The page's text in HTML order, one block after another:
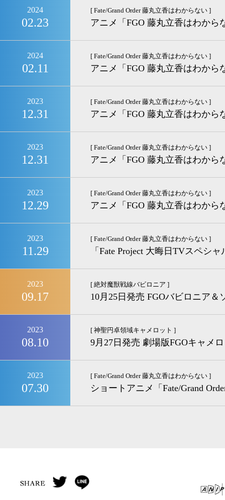
2024
02.23
[ Fate/Grand Order 藤丸立香はわからない ]
アニメ「FGO 藤丸立香はわか
2024
02.11
[ Fate/Grand Order 藤丸立香はわからない ]
アニメ「FGO 藤丸立香はわか
2023
12.31
[ Fate/Grand Order 藤丸立香はわからない ]
アニメ「FGO 藤丸立香はわから
2023
12.31
[ Fate/Grand Order 藤丸立香はわからない ]
アニメ「FGO 藤丸立香はわか
2023
12.29
[ Fate/Grand Order 藤丸立香はわからない ]
アニメ「FGO 藤丸立香はわか
2023
11.29
[ Fate/Grand Order 藤丸立香はわからない ]
「Fate Project 大晦日TVスペシ
2023
09.17
[ 絶対魔獣戦線バビロニア ]
10月25日発売 FGOバビロニア
2023
08.10
[ 神聖円卓領域キャメロット ]
9月27日発売 劇場版FGOキャメ
2023
07.30
[ Fate/Grand Order 藤丸立香はわからない ]
ショートアニメ「Fate/Grand